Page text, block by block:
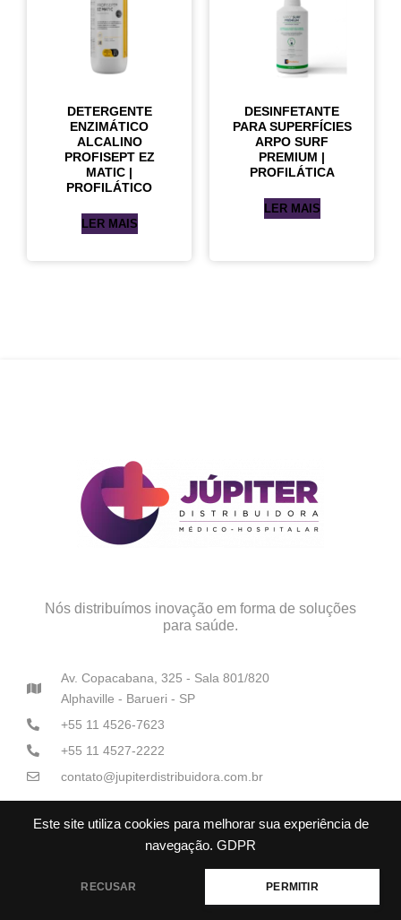
Este site utiliza cookies para melhorar sua experiência de
navegação. GDPR
RECUSAR PERMITIR
DETERGENTE
ENZIMÁTICO
ALCALINO
PROFISEPT EZ
MATIC |
PROFILÁTICO
LER MAIS
DESINFETANTE
PARA SUPERFÍCIES
ARPO SURF
PREMIUM |
PROFILÁTICA
LER MAIS
Nós distribuímos inovação em forma de soluções
para saúde.
Av. Copacabana, 325 - Sala 801/820
Alphaville - Barueri - SP
+55 11 4526-7623
+55 11 4527-2222
contato@jupiterdistribuidora.com.br
Júpiter Distribuidoras Médico-Hospitalares© Todos os direitos